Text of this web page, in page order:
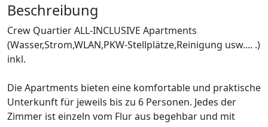
Beschreibung
Crew Quartier ALL-INCLUSIVE Apartments
(Wasser,Strom,WLAN,PKW-Stellplätze,Reinigung usw.... .)
inkl.
Die Apartments bieten eine komfortable und praktische
Unterkunft für jeweils bis zu 6 Personen. Jedes der
Zimmer ist einzeln vom Flur aus begehbar und mit